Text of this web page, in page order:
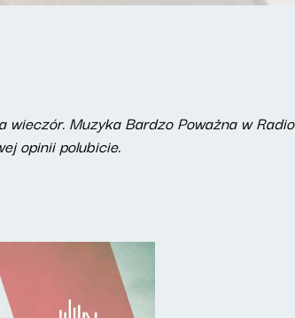
Muzyka Bardzo Poważna w Radio
opinii polubicie.